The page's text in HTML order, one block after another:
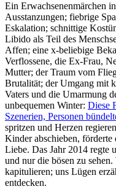
Ein Erwachsenenmärchen
Ausstanzungen; fiebrige
Eskalation; schnittige
Libido als Teil des
Affen; eine x-beliebige
Verflossene, die Ex-Frau,
Mutter; der Traum vom
Brutalität; der Umgang mit
Vaters und die Umarmung
unbequemen Winter: Diese
Szenerien, Personen
spritzen und Herzen
Kinder abschieben, förderte
Liebe. Das Jahr 2014 regte
und nur die bösen zu
kapitulieren; uns Lügen
entdecken.